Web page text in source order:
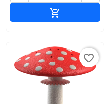

favorite_border